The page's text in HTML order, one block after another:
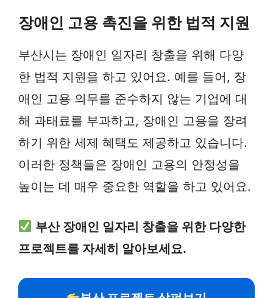
장애인 고용 촉진을 위한 법적 지원
부산시는 장애인 일자리 창출을 위해 다양
한 법적 지원을 하고 있어요. 예를 들어, 장
애인 고용 의무를 준수하지 않는 기업에 대
해 과태료를 부과하고, 장애인 고용을 장려
하기 위한 세제 혜택도 제공하고 있습니다.
이러한 정책들은 장애인 고용의 안정성을
높이는 데 매우 중요한 역할을 하고 있어요.
부산 장애인 일자리 창출을 위한 다양한
프로젝트를 자세히 알아보세요.